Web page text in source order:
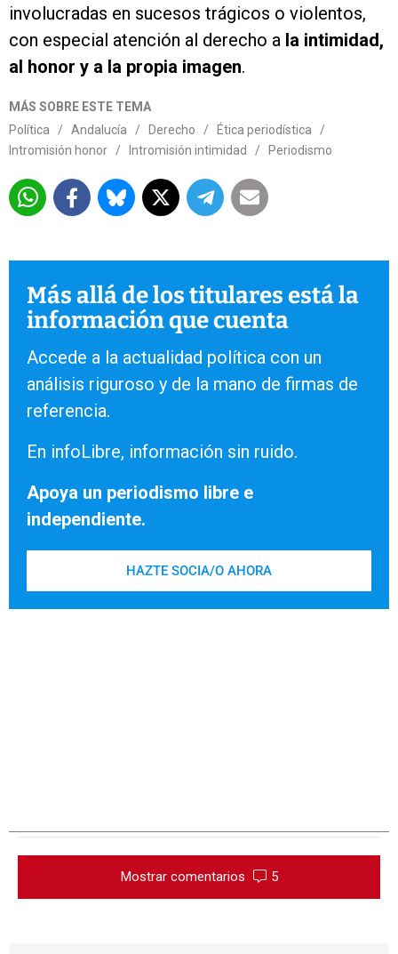
involucradas en sucesos trágicos o violentos,
con especial atención al derecho a la intimidad,
al honor y a la propia imagen.
MÁS SOBRE ESTE TEMA
Política
/ Andalucía / Derecho / Ética periodística
/
Intromisión honor
/ Intromisión intimidad / Periodismo
Más allá de los titulares está la
información que cuenta
Accede a la actualidad política con un
análisis riguroso y de la mano de firmas de
referencia.
En infoLibre, información sin ruido.
Apoya un periodismo libre e
independiente.
HAZTE SOCIA/O AHORA
Mostrar comentarios 5